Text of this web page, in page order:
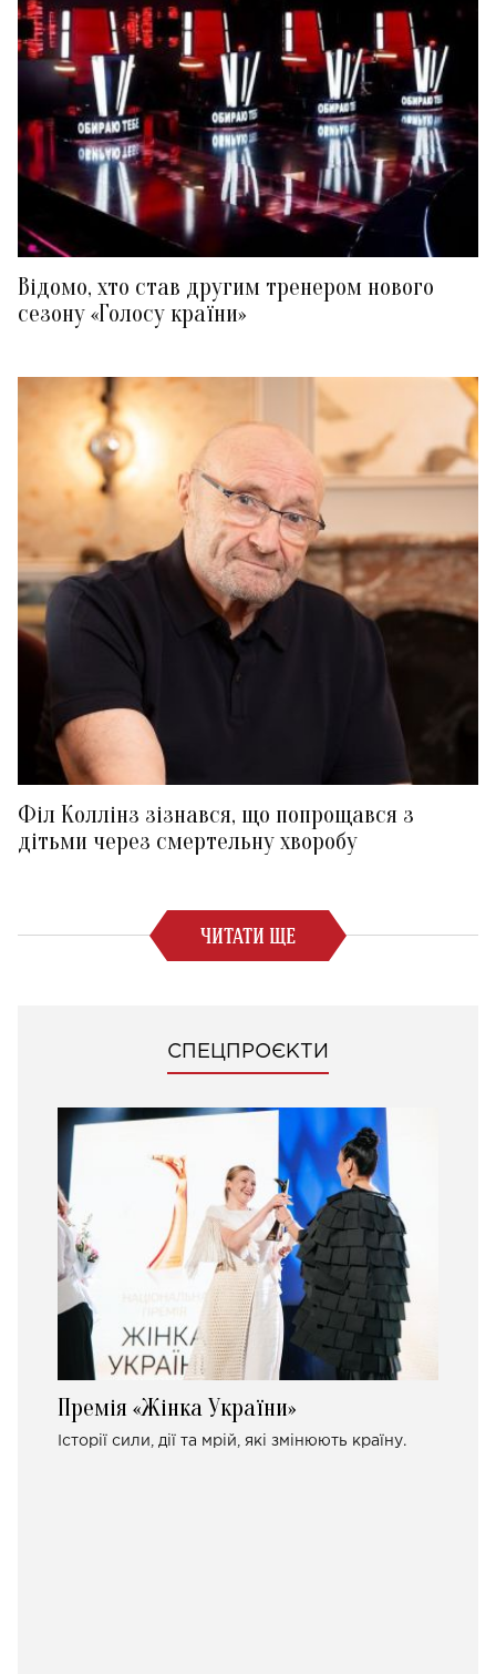
Відомо, хто став другим тренером нового
сезону «Голосу країни»
Філ Коллінз зізнався, що попрощався з
дітьми через смертельну хворобу
ЧИТАТИ ЩЕ
СПЕЦПРОЄКТИ
Премія «Жінка України»
Історії сили, дії та мрій, які змінюють країну.